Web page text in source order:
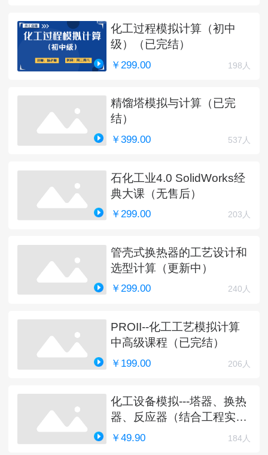
化工过程模拟计算（初中
级）（已完结）
￥299.00 198人
精馏塔模拟与计算（已完
结）
￥399.00 537人
石化工业4.0 SolidWorks经
典大课（无售后）
￥299.00 203人
管壳式换热器的工艺设计和
选型计算（更新中）
￥299.00 240人
PROII--化工工艺模拟计算
中高级课程（已完结）
￥199.00 206人
化工设备模拟---塔器、换热
器、反应器（结合工程实
例）
￥49.90 184人